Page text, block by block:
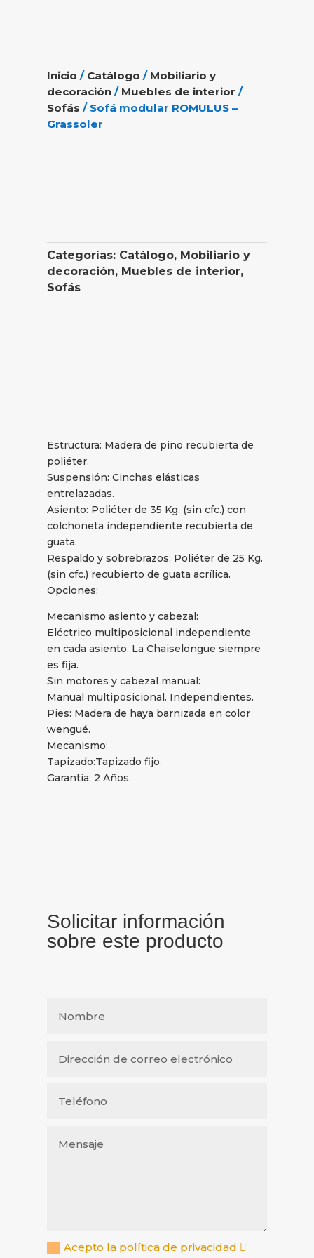
Inicio / Catálogo / Mobiliario y
decoración / Muebles de interior /
Sofás / Sofá modular ROMULUS –
Grassoler
Categorías: Catálogo, Mobiliario y
decoración, Muebles de interior,
Sofás
Estructura: Madera de pino recubierta de
poliéter.
Suspensión: Cinchas elásticas
entrelazadas.
Asiento: Poliéter de 35 Kg. (sin cfc.) con
colchoneta independiente recubierta de
guata.
Respaldo y sobrebrazos: Poliéter de 25 Kg.
(sin cfc.) recubierto de guata acrílica.
Opciones:
Mecanismo asiento y cabezal:
Eléctrico multiposicional independiente
en cada asiento. La Chaiselongue siempre
es fija.
Sin motores y cabezal manual:
Manual multiposicional. Independientes.
Pies: Madera de haya barnizada en color
wengué.
Mecanismo:
Tapizado:Tapizado fijo.
Garantía: 2 Años.
Solicitar información
sobre este producto
Acepto la política de privacidad